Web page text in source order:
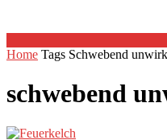
Home Tags Schwebend
schwebend